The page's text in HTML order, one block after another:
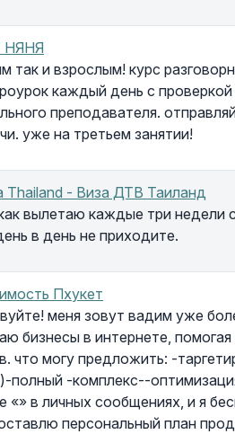
НЯНЯ
так и взрослым! курс
каждый день с
преподавателя.
уже на третьем занятии!
Thailand - Виза ДТВ Таиланд
вылетаю каждые три недели
в день не приходите.
Пхукет
меня зовут вадим уже
бизнесы в интернете,
что могу предложить: -
полный -комплекс--
«» в личных сообщениях, и я
персональный план